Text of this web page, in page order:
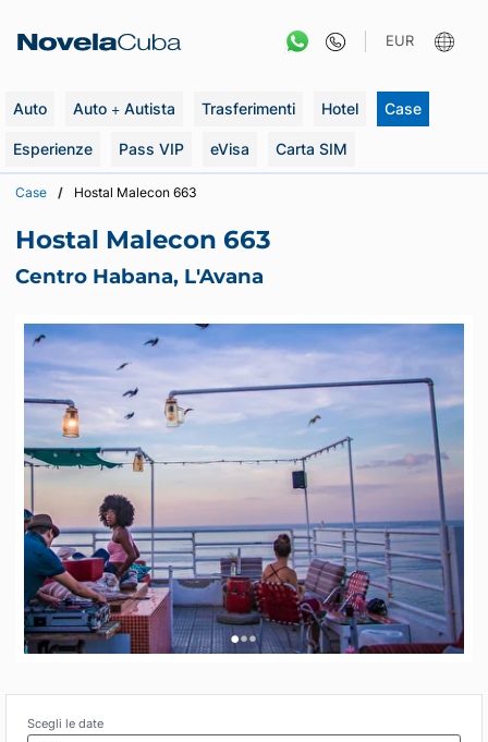
EUR
Auto Auto + Autista Trasferimenti Hotel Case
Esperienze Pass VIP eVisa Carta SIM
Case Hostal Malecon 663
Hostal Malecon 663
Centro Habana, L'Avana
•••
Scegli le date